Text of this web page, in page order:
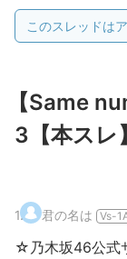
このスレッドは
【Same
3【本スレ】
1. 君の名は Vs-
☆乃木坂46公式